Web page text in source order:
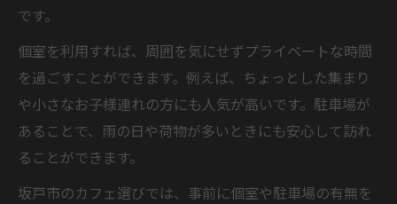
です。
個室を利用すれば、周囲を気にせずプライベートな時間
を過ごすことができます。例えば、ちょっとした集まり
や小さなお子様連れの方にも人気が高いです。駐車場が
あることで、雨の日や荷物が多いときにも安心して訪れ
ることができます。
坂戸市のカフェ選びでは、事前に個室や駐車場の有無を